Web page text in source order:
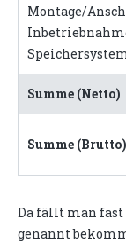
Montage/
Summe (Netto)
Summe (Brutto)
Da fällt man fast
genannt